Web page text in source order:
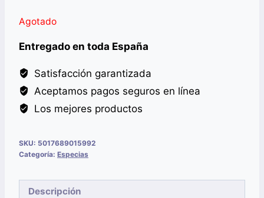
Agotado
Entregado en toda España
Satisfacción garantizada
Aceptamos pagos seguros en línea
Los mejores productos
SKU: 5017689015992
Categoría: Especias
Descripción